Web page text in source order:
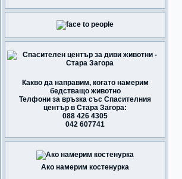
Какво да направим, когато намерим
бедстващо животно
Телфони за връзка със Спасителния
център в Стара Загора:
088 426 4305
042 607741
Ако намерим костенурка